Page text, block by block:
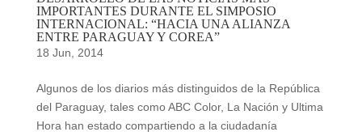
IMPORTANTES DURANTE EL SIMPOSIO
INTERNACIONAL: “HACIA UNA ALIANZA
ENTRE PARAGUAY Y COREA”
18 Jun, 2014
Algunos de los diarios más distinguidos de la República
del Paraguay, tales como ABC Color, La Nación y Ultima
Hora han estado compartiendo a la ciudadanía